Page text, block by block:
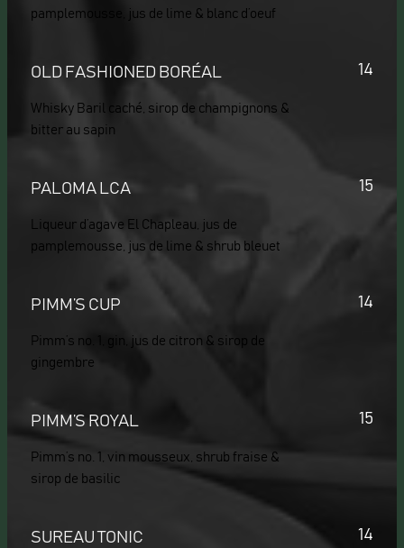
pamplemousse, jus de lime & blanc d’oeuf
OLD FASHIONED BORÉAL
Whisky Baril caché, sirop de champignons &
bitter au sapin
14
PALOMA LCA
Liqueur d’agave El Chapleau, jus de
pamplemousse, jus de lime & shrub bleuet
15
PIMM’S CUP
Pimm’s no. 1, gin, jus de citron & sirop de
gingembre
14
PIMM’S ROYAL
Pimm’s no. 1, vin mousseux, shrub fraise &
sirop de basilic
15
SUREAU TONIC 14